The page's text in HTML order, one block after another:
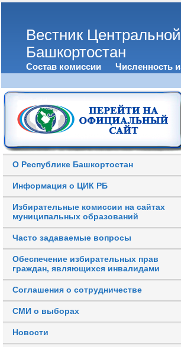
Вестник
Башкортостан
Состав комиссии Численность
О Республике Башкортостан
Информация о ЦИК РБ
Избирательные комиссии на сайтах
муниципальных образований
Часто задаваемые вопросы
Обеспечение избирательных прав
граждан, являющихся инвалидами
Соглашения о сотрудничестве
СМИ о выборах
Новости